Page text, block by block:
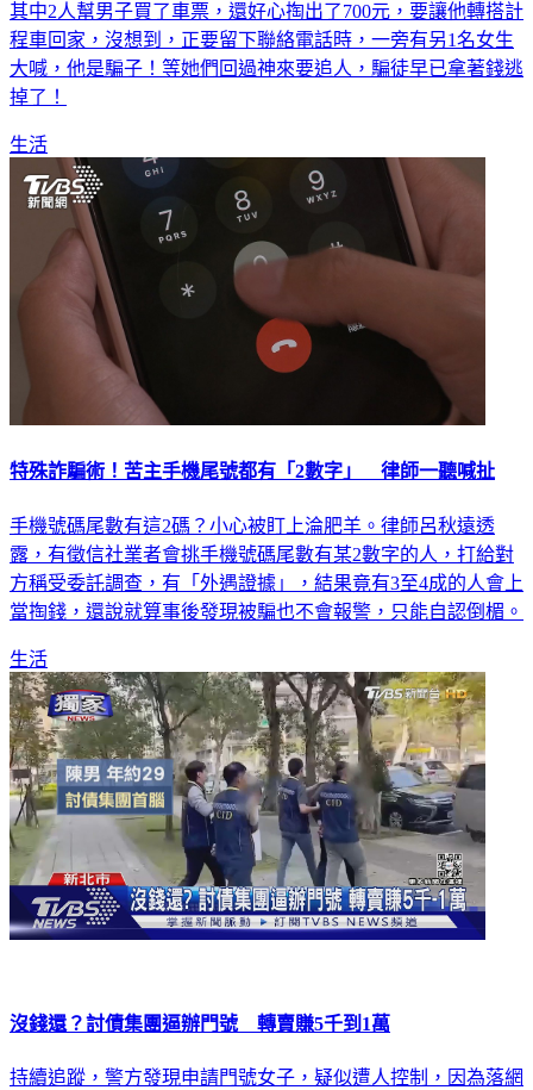
其中2人幫男子買了車票，還好心掏出了700元，要讓他轉搭計
程車回家，沒想到，正要留下聯絡電話時，一旁有另1名女生
大喊，他是騙子！等她們回過神來要追人，騙徒早已拿著錢逃
掉了！
生活
特殊詐騙術！苦主手機尾號都有「2數字」 律師一聽喊扯
手機號碼尾數有這2碼？小心被盯上淪肥羊。律師呂秋遠透
露，有徵信社業者會挑手機號碼尾數有某2數字的人，打給對
方稱受委託調查，有「外遇證據」，結果竟有3至4成的人會上
當掏錢，還說就算事後發現被騙也不會報警，只能自認倒楣。
生活
沒錢還？討債集團逼辦門號 轉賣賺5千到1萬
持續追蹤，警方發現申請門號女子，疑似遭人控制，因為落網